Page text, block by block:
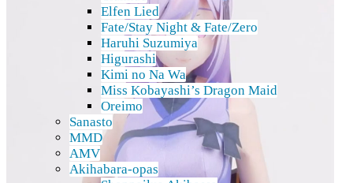
Elfen Lied
Fate/Stay Night & Fate/Zero
Haruhi Suzumiya
Higurashi
Kimi no Na Wa
Miss Kobayashi’s Dragon Maid
Oreimo
Sanasto
MMD
AMV
Akihabara-opas